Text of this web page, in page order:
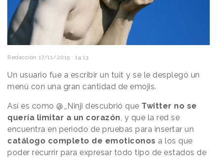
Redacción 17/11/2015 · 14:13
Un usuario fue a escribir un tuit y se le desplegó un
menú con una gran cantidad de emojis.
Así es como @_Ninji descubrió que Twitter no se
quería limitar a un corazón, y que la red se
encuentra en periodo de pruebas para insertar un
catálogo completo de emoticonos a los que
poder recurrir para expresar todo tipo de estados de